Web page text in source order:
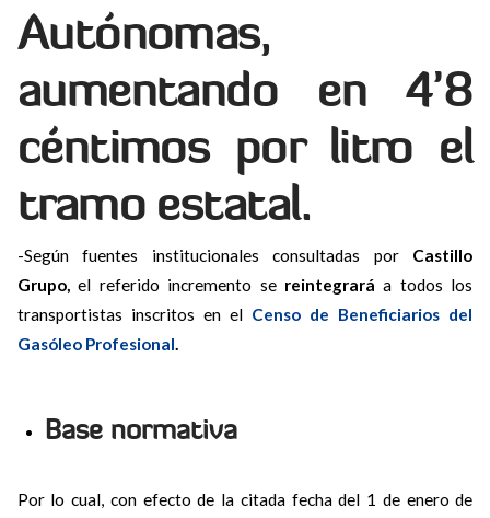
Autónomas,
aumentando en 4’8
céntimos por litro el
tramo estatal.
-Según fuentes institucionales consultadas por Castillo
Grupo,el referido incremento se reintegrará a todos los
transportistas inscritos en el Censo de Beneficiarios del
Gasóleo Profesional.
Base normativa
Por lo cual, con efecto de la citada fecha del 1 de enero de